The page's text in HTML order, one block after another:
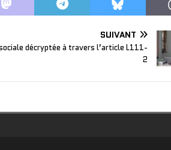
SUIVANT
décryptée à travers l’article L111-
2